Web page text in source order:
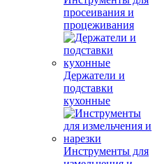
просеивания и
процеживания
Держатели и
подставки
кухонные
Инструменты для